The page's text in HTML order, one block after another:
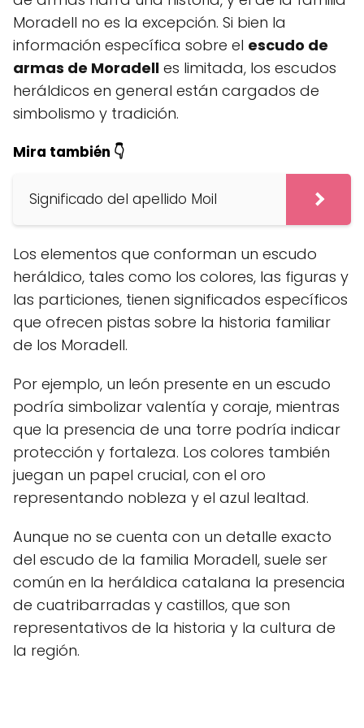
Moradell no es la excepción. Si bien la
información específica sobre el escudo de
armas de Moradell es limitada, los escudos
heráldicos en general están cargados de
simbolismo y tradición.
Mira también 👇
Significado del apellido Moil
Los elementos que conforman un escudo
heráldico, tales como los colores, las figuras y
las particiones, tienen significados específicos
que ofrecen pistas sobre la historia familiar
de los Moradell.
Por ejemplo, un león presente en un escudo
podría simbolizar valentía y coraje, mientras
que la presencia de una torre podría indicar
protección y fortaleza. Los colores también
juegan un papel crucial, con el oro
representando nobleza y el azul lealtad.
Aunque no se cuenta con un detalle exacto
del escudo de la familia Moradell, suele ser
común en la heráldica catalana la presencia
de cuatribarradas y castillos, que son
representativos de la historia y la cultura de
la región.